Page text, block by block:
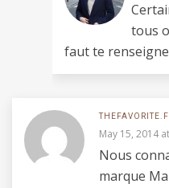
tous
faut te
May 15, 2014
Nous
marque